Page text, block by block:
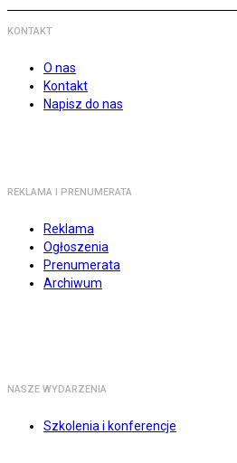
KONTAKT
O nas
Kontakt
Napisz do nas
REKLAMA I PRENUMERATA
Reklama
Ogłoszenia
Prenumerata
Archiwum
NASZE WYDARZENIA
Szkolenia i konferencje